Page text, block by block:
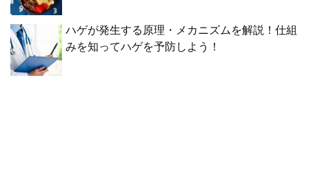
ハゲが発生する原理・メカニズムを解説！仕組
みを知ってハゲを予防しよう！